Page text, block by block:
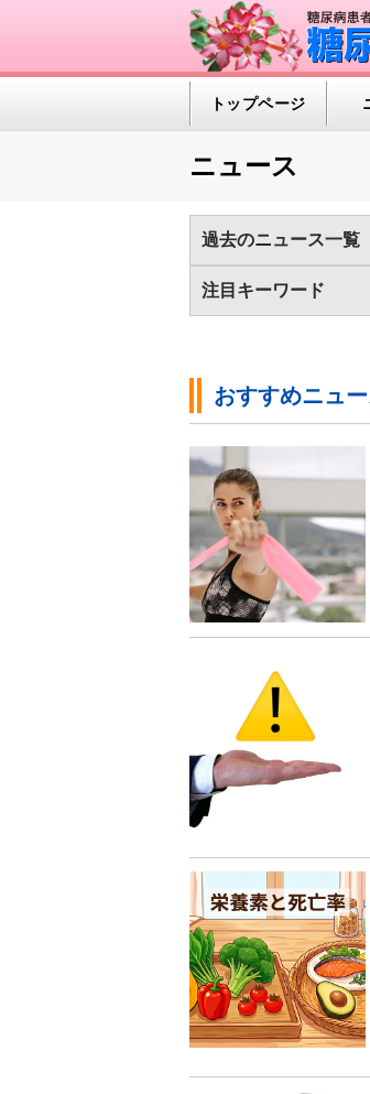
トップページ
ニュース
過去のニュース一覧
2026年 2025年
2013年
2012年
注目キーワード
糖尿病の検査（HbA1c
おすすめニュ